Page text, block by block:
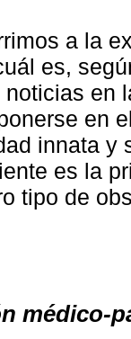
a la
es,
en
en
innata y
es la
tipo de
médico-